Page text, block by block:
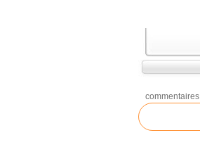
commentaires